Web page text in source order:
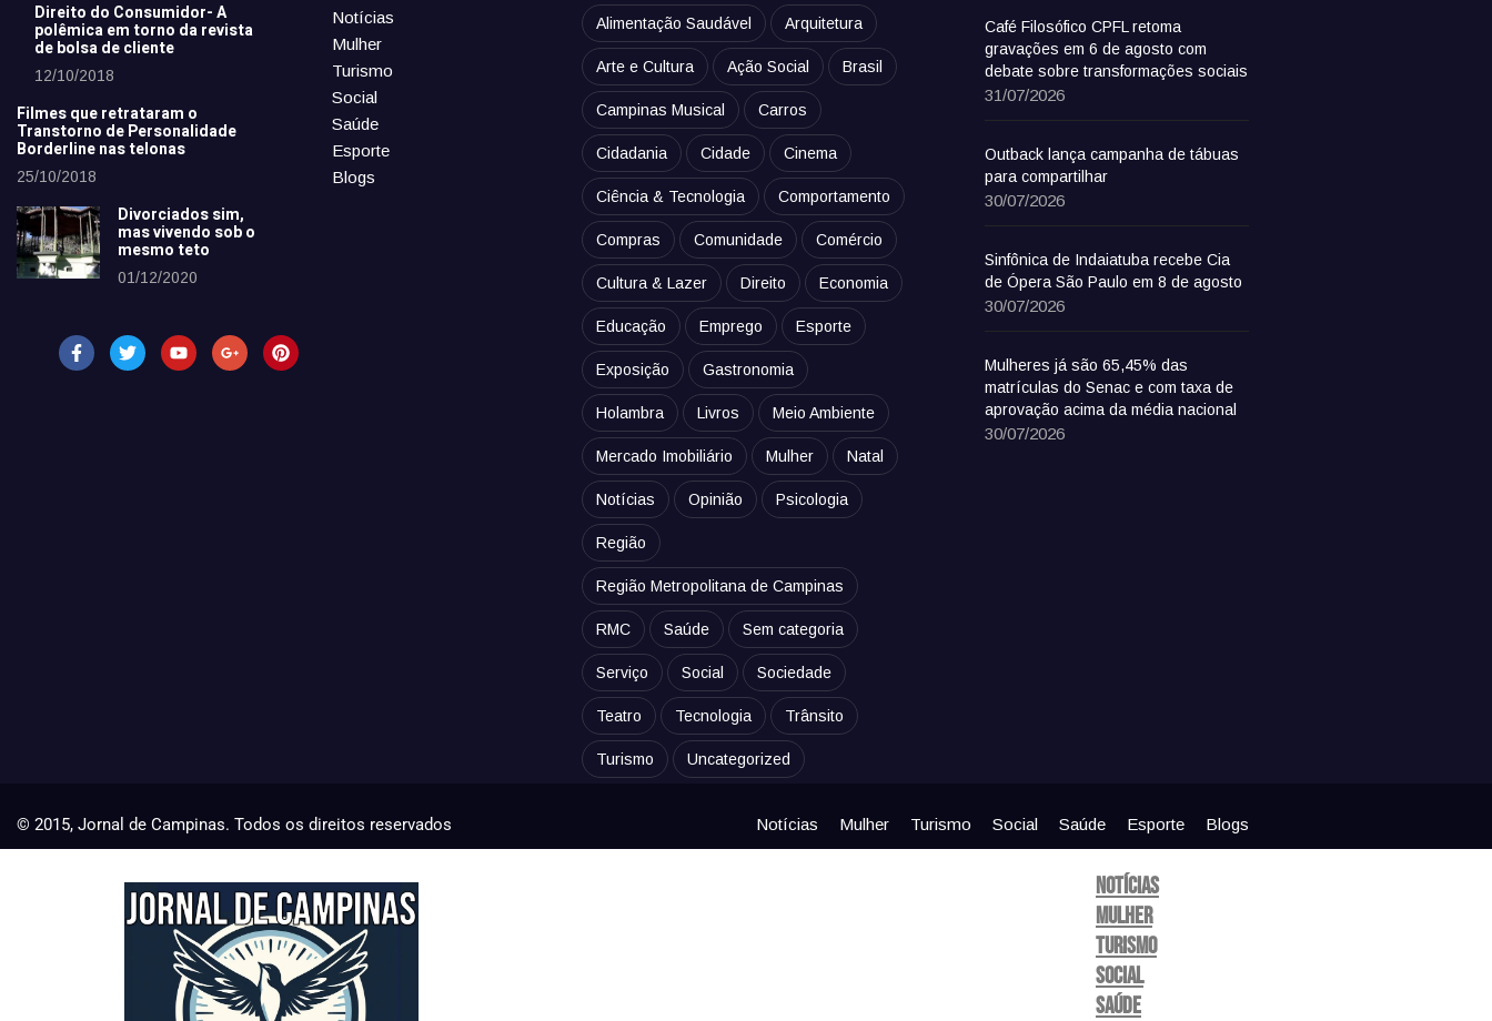
Direito do Consumidor- A
polêmica em torno da revista
de bolsa de cliente
12/10/2018
Filmes que retrataram o
Transtorno de Personalidade
Borderline nas telonas
25/10/2018
Divorciados sim,
mas vivendo sob o
mesmo teto
01/12/2020
Notícias
Mulher
Turismo
Social
Saúde
Esporte
Blogs
Alimentação Saudável Arquitetura
Arte e Cultura Ação Social Brasil
Campinas Musical Carros
Cidadania Cidade Cinema
Ciência & Tecnologia Comportamento
Compras Comunidade Comércio
Cultura & Lazer Direito Economia
Educação Emprego Esporte
Exposição Gastronomia
Holambra Livros Meio Ambiente
Mercado Imobiliário Mulher Natal
Notícias Opinião Psicologia
Região
Região Metropolitana de Campinas
RMC Saúde Sem categoria
Serviço Social Sociedade
Teatro Tecnologia Trânsito
Turismo Uncategorized
Café Filosófico CPFL retoma
gravações em 6 de agosto com
debate sobre transformações sociais
31/07/2026
Outback lança campanha de tábuas
para compartilhar
30/07/2026
Sinfônica de Indaiatuba recebe Cia
de Ópera São Paulo em 8 de agosto
30/07/2026
Mulheres já são 65,45% das
matrículas do Senac e com taxa de
aprovação acima da média nacional
30/07/2026
© 2015, Jornal de Campinas. Todos os direitos reservados Notícias Mulher Turismo Social Saúde Esporte Blogs
Notícias
Mulher
Turismo
Social
Saúde